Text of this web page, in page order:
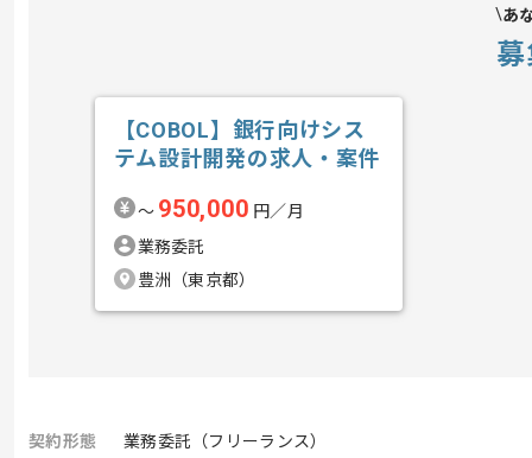
あ
【COBOL】銀行向けシス
テム設計開発の求人・案件
〜 950,000 円／月
業務委託
豊洲（東京都）
契約形態
業務委託（フリーランス）